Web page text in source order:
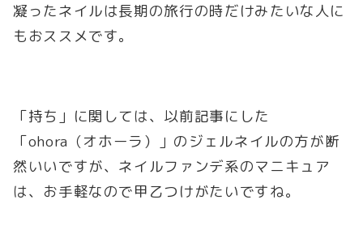
凝ったネイルは長期の旅行の時だけみたいな人に
もおススメです。
「持ち」に関しては、以前記事にした
「ohora（オホーラ）」のジェルネイルの方が断
然いいですが、ネイルファンデ系のマニキュア
は、お手軽なので甲乙つけがたいですね。